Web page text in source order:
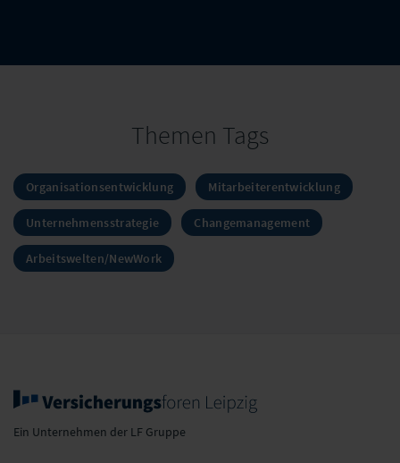
Themen Tags
Organisationsentwicklung Mitarbeiterentwicklung
Unternehmensstrategie Changemanagement
Arbeitswelten/NewWork
Ein Unternehmen der LF Gruppe